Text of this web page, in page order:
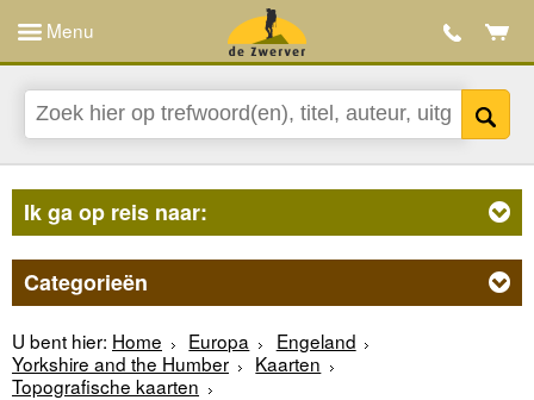
Menu
Ik ga op reis naar:
Categorieën
U bent hier: Home Europa
Engeland
Yorkshire and the Humber
Kaarten
Topografische kaarten